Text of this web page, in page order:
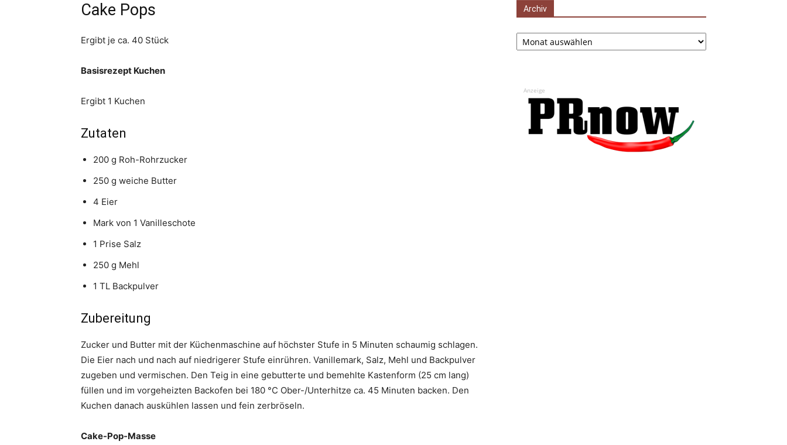
Cake Pops
Ergibt je ca. 40 Stück
Basisrezept Kuchen
Ergibt 1 Kuchen
Zutaten
200 g Roh-Rohrzucker
250 g weiche Butter
4 Eier
Mark von 1 Vanilleschote
1 Prise Salz
250 g Mehl
1 TL Backpulver
Zubereitung
Zucker und Butter mit der Küchenmaschine auf höchster Stufe in 5 Minuten schaumig schlagen.
Die Eier nach und nach auf niedrigerer Stufe einrühren. Vanillemark, Salz, Mehl und Backpulver
zugeben und vermischen. Den Teig in eine gebutterte und bemehlte Kastenform (25 cm lang)
füllen und im vorgeheizten Backofen bei 180 °C Ober-/Unterhitze ca. 45 Minuten backen. Den
Kuchen danach auskühlen lassen und fein zerbröseln.
Cake-Pop-Masse
Archiv
Archiv
Anzeige